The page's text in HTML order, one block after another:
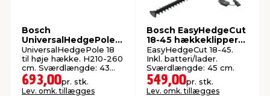
& ukrudt
Bosch
UniversalHedgePole
18 hækkeklipper
m/teleskop
UniversalHedgePole 18
til høje hække. H210-260
cm. Sværdlængde: 43
cm.
693,00pr. stk.
Lev. omk. tillægges
Bosch EasyHedgeCut
18-45 hækkeklipper
18 V 2,0 Ah
EasyHedgeCut 18-45.
Inkl. batteri/lader.
Sværdlængde: 45 cm.
549,00pr. stk.
Lev. omk. tillægges